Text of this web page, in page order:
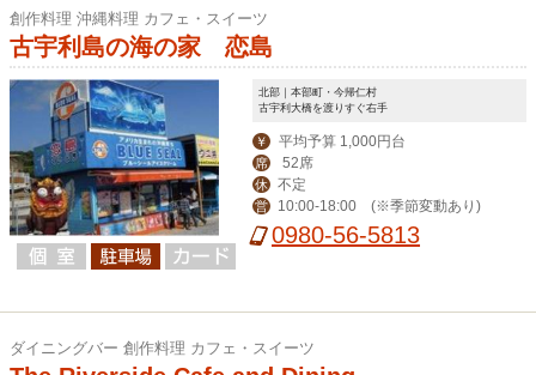
創作料理 沖縄料理 カフェ・スイーツ
古宇利島の海の家 恋島
北部｜本部町・今帰仁村
古宇利大橋を渡りすぐ右手
￥ 平均予算 1,000円台
席 52席
休 不定
営 10:00-18:00 (※季節変動あり)
0980-56-5813
ダイニングバー 創作料理 カフェ・スイーツ